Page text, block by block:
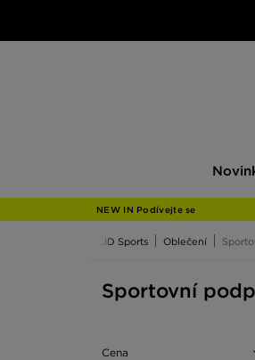
NEW IN Podívejte se
JD Sports Oblečení
Sportovní
Cena